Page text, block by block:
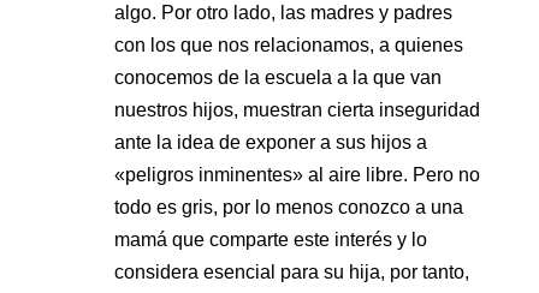
algo. Por otro lado, las madres y padres
con los que nos relacionamos, a quienes
conocemos de la escuela a la que van
nuestros hijos, muestran cierta inseguridad
ante la idea de exponer a sus hijos a
«peligros inminentes» al aire libre. Pero no
todo es gris, por lo menos conozco a una
mamá que comparte este interés y lo
considera esencial para su hija, por tanto,